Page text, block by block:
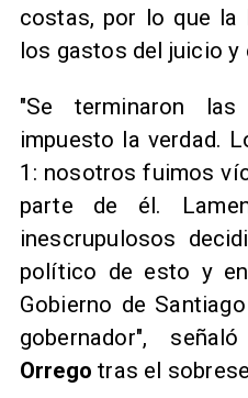
costas, por lo que la
los gastos del juicio
"Se terminaron
impuesto la verdad.
1: nosotros fuimos
parte de él.
inescrupulosos
político de esto y
Gobierno de
gobernador",
Orrego tras el